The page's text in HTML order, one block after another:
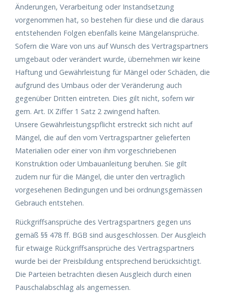
Änderungen, Verarbeitung oder Instandsetzung
vorgenommen hat, so bestehen für diese und die daraus
entstehenden Folgen ebenfalls keine Mängelansprüche.
Sofern die Ware von uns auf Wunsch des Vertragspartners
umgebaut oder verändert wurde, übernehmen wir keine
Haftung und Gewährleistung für Mängel oder Schäden, die
aufgrund des Umbaus oder der Veränderung auch
gegenüber Dritten eintreten. Dies gilt nicht, sofern wir
gem. Art. IX Ziffer 1 Satz 2 zwingend haften.
Unsere Gewährleistungspflicht erstreckt sich nicht auf
Mängel, die auf den vom Vertragspartner gelieferten
Materialien oder einer von ihm vorgeschriebenen
Konstruktion oder Umbauanleitung beruhen. Sie gilt
zudem nur für die Mängel, die unter den vertraglich
vorgesehenen Bedingungen und bei ordnungsgemässen
Gebrauch entstehen.
Rückgriffsansprüche des Vertragspartners gegen uns
gemäß §§ 478 ff. BGB sind ausgeschlossen. Der Ausgleich
für etwaige Rückgriffsansprüche des Vertragspartners
wurde bei der Preisbildung entsprechend berücksichtigt.
Die Parteien betrachten diesen Ausgleich durch einen
Pauschalabschlag als angemessen.